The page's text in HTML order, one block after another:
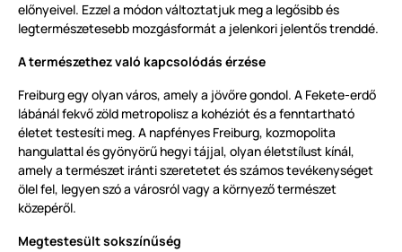
előnyeivel. Ezzel a módon változtatjuk meg a legősibb és
legtermészetesebb mozgásformát a jelenkori jelentős trenddé.
A természethez való kapcsolódás érzése
Freiburg egy olyan város, amely a jövőre gondol. A Fekete-erdő
lábánál fekvő zöld metropolisz a kohéziót és a fenntartható
életet testesíti meg. A napfényes Freiburg, kozmopolita
hangulattal és gyönyörű hegyi tájjal, olyan életstílust kínál,
amely a természet iránti szeretetet és számos tevékenységet
ölel fel, legyen szó a városról vagy a környező természet
közepéről.
Megtestesült sokszínűség